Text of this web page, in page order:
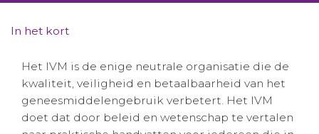
Over IVM
Actueel
Contact
Winkelwagentje
In het kort
Het IVM is de enige neutrale organisatie die de
kwaliteit, veiligheid en betaalbaarheid van het
geneesmiddelengebruik verbetert. Het IVM
doet dat door beleid en wetenschap te vertalen